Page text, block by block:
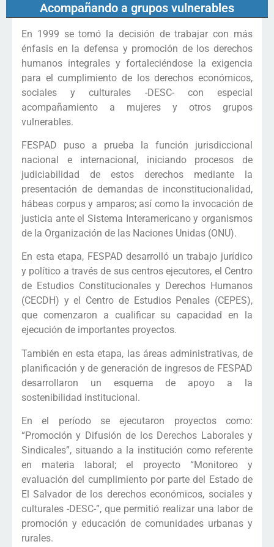
Acompañando a grupos vulnerables
En 1999 se tomó la decisión de trabajar con más
énfasis en la defensa y promoción de los derechos
humanos integrales y fortaleciéndose la exigencia
para el cumplimiento de los derechos económicos,
sociales y culturales -DESC- con especial
acompañamiento a mujeres y otros grupos
vulnerables.
FESPAD puso a prueba la función jurisdiccional
nacional e internacional, iniciando procesos de
judiciabilidad de estos derechos mediante la
presentación de demandas de inconstitucionalidad,
hábeas corpus y amparos; así como la invocación de
justicia ante el Sistema Interamericano y organismos
de la Organización de las Naciones Unidas (ONU).
En esta etapa, FESPAD desarrolló un trabajo jurídico
y político a través de sus centros ejecutores, el Centro
de Estudios Constitucionales y Derechos Humanos
(CECDH) y el Centro de Estudios Penales (CEPES),
que comenzaron a cualificar su capacidad en la
ejecución de importantes proyectos.
También en esta etapa, las áreas administrativas, de
planificación y de generación de ingresos de FESPAD
desarrollaron un esquema de apoyo a la
sostenibilidad institucional.
En el período se ejecutaron proyectos como:
“Promoción y Difusión de los Derechos Laborales y
Sindicales”, situando a la institución como referente
en materia laboral; el proyecto “Monitoreo y
evaluación del cumplimiento por parte del Estado de
El Salvador de los derechos económicos, sociales y
culturales -DESC-”, que permitió realizar una labor de
promoción y educación de comunidades urbanas y
rurales.